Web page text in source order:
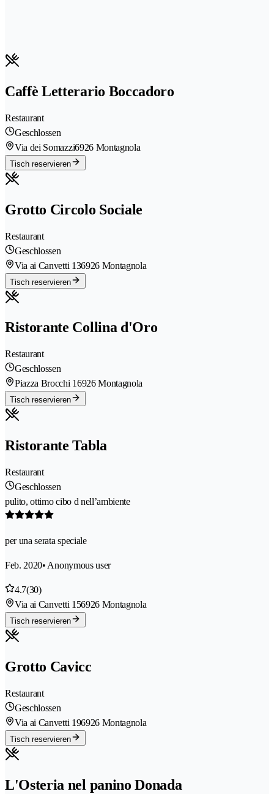
Caffè Letterario Boccadoro
Restaurant
Geschlossen
Via dei Somazzi6926 Montagnola
Tisch reservieren
Grotto Circolo Sociale
Restaurant
Geschlossen
Via ai Canvetti 136926 Montagnola
Tisch reservieren
Ristorante Collina d'Oro
Restaurant
Geschlossen
Piazza Brocchi 16926 Montagnola
Tisch reservieren
Ristorante Tabla
Restaurant
Geschlossen
pulito, ottimo cibo d nell’ambiente
per una serata speciale
Feb. 2020• Anonymous user
4.7(30)
Via ai Canvetti 156926 Montagnola
Tisch reservieren
Grotto Cavicc
Restaurant
Geschlossen
Via ai Canvetti 196926 Montagnola
Tisch reservieren
L'Osteria nel panino Donada